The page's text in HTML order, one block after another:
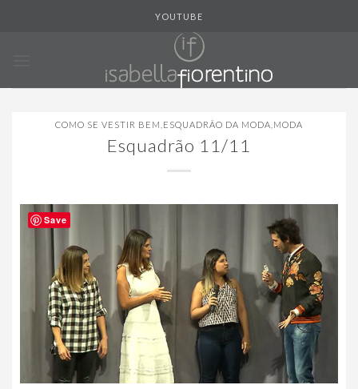
YOUTUBE
COMO SE VESTIR BEM ESQUADRÃO DA MODA MODA
Esquadrão 11/11
Save